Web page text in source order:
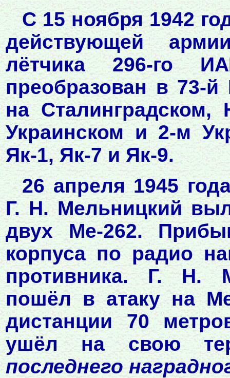
С 15 ноября 1942
действующей
лётчика 296-го
преобразован в 73-
на
Украинском и 2-м
Як-1, Як-7 и Як-9.
26 апреля 1945
Г. Н. Мельницкий
двух Ме-262.
корпуса по радио
противника. Г. Н.
пошёл в атаку на
дистанции 70
ушёл на свою
последнего